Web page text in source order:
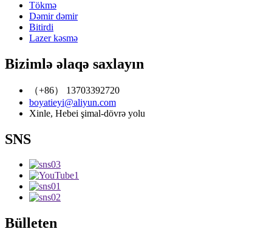
Tökmə
Dəmir dəmir
Bitirdi
Lazer kəsmə
Bizimlə əlaqə saxlayın
（+86） 13703392720
boyatieyi@aliyun.com
Xinle, Hebei şimal-dövrə yolu
SNS
Bülleten